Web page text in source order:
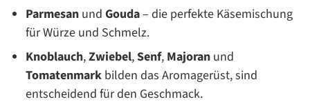
Parmesan und Gouda– die perfekte Käsemischung
für Würze und Schmelz.
Knoblauch,Zwiebel,Senf, Majoran und
Tomatenmark bilden das Aromagerüst, sind
entscheidend für den Geschmack.